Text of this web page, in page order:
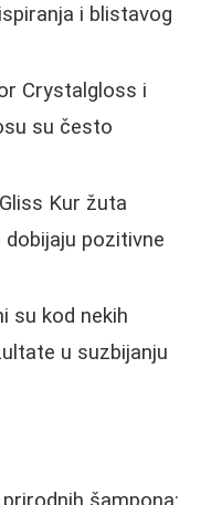
i blistavog
Crystalgloss i
su često
Gliss Kur žuta
dobijaju pozitivne
su kod nekih
u suzbijanju